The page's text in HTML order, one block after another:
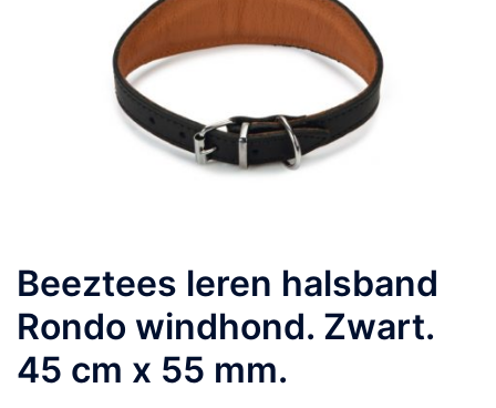
Beeztees leren halsband
Rondo windhond. Zwart.
45 cm x 55 mm.